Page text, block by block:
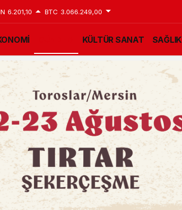
6.201,10 BTC 3.066.249,00
KÜLTÜR SANAT SAĞLIK